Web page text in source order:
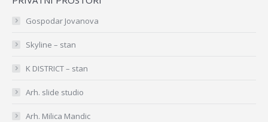
Gospodar Jovanova
Skyline – stan
K DISTRICT – stan
Arh. slide studio
Arh. Milica Mandic